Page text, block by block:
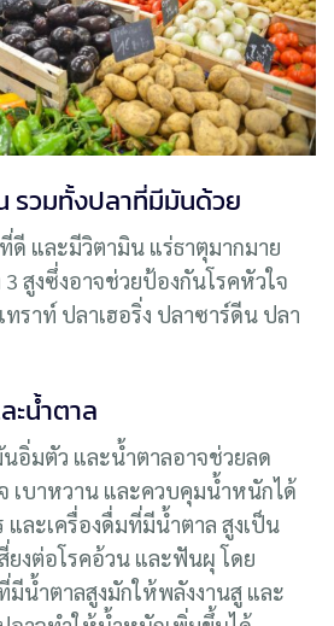
รวมทั้งปลาที่มีมันด้วย
ดี และมีวิตามิน แร่ธาตุมากมาย
สูงซึ่งอาจช่วยป้องกันโรคหัวใจ
ราท์ ปลาเฮอริ่ง ปลาซาร์ดีน ปลา
ะน้ำตาล
อิ่มตัว และน้ำตาลอาจช่วยลด
เบาหวาน และควบคุมน้ำหนักได้
และเครื่องดื่มที่มีน้ำตาล สูงเป็น
ยงต่อโรคอ้วน และฟันผุ โดย
มีน้ำตาลสูงมักให้พลังงานสู และ